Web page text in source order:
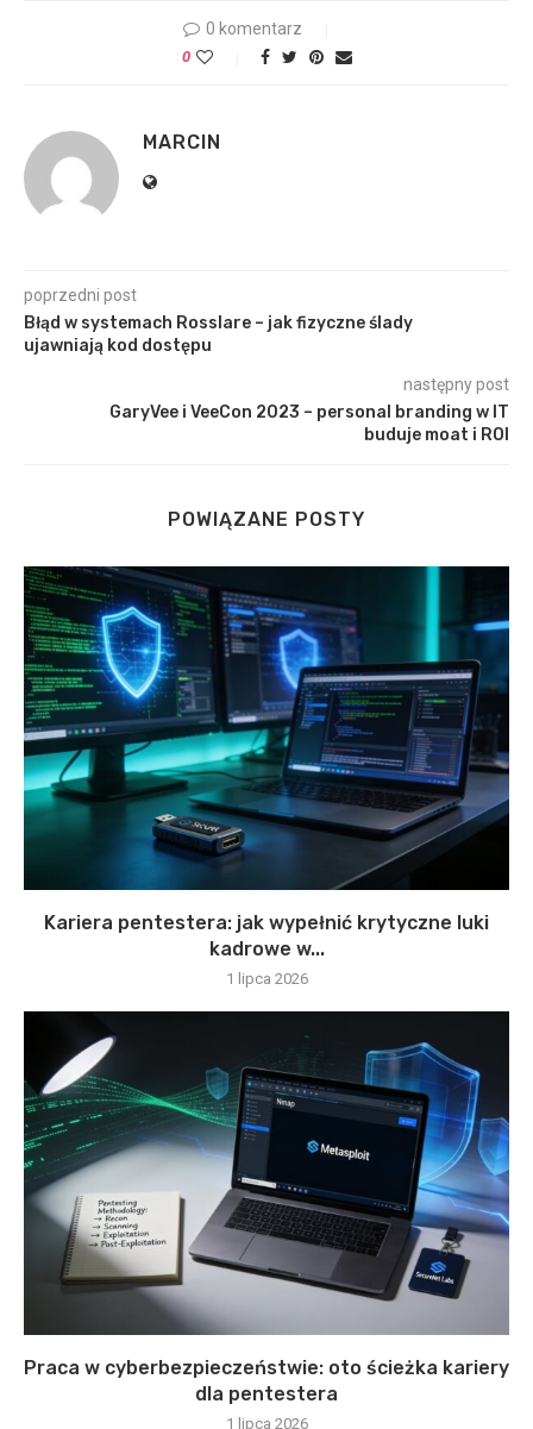
0 komentarz
0
MARCIN
poprzedni post
Błąd w systemach Rosslare – jak fizyczne ślady
ujawniają kod dostępu
następny post
GaryVee i VeeCon 2023 – personal branding w IT
buduje moat i ROI
POWIĄZANE POSTY
Kariera pentestera: jak wypełnić krytyczne luki
kadrowe w...
1 lipca 2026
Praca w cyberbezpieczeństwie: oto ścieżka kariery
dla pentestera
1 lipca 2026